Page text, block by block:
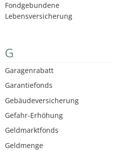
Fondgebundene
Lebensversicherung
G
Garagenrabatt
Garantiefonds
Gebäudeversicherung
Gefahr-Erhöhung
Geldmarktfonds
Geldmenge